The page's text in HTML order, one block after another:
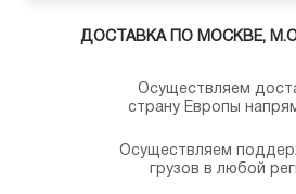
ДОСТАВКА ПО МОСКВЕ,
Осуществляем
страну Европы
Осуществляем
грузов в любой